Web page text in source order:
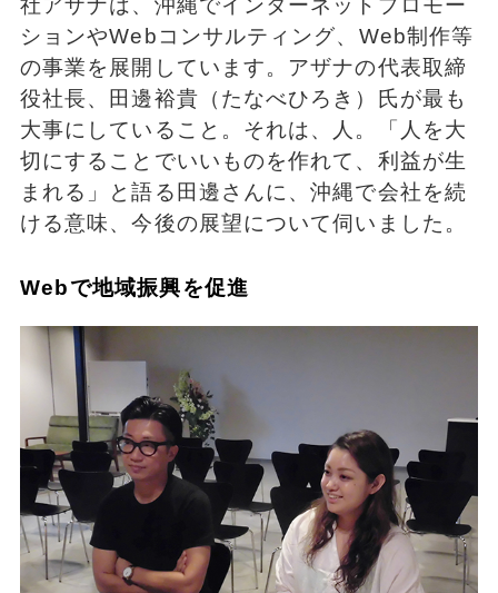
社アザナは、沖縄でインターネットプロモー
ションやWebコンサルティング、Web制作等
の事業を展開しています。アザナの代表取締
役社長、田邊裕貴（たなべひろき）氏が最も
大事にしていること。それは、人。「人を大
切にすることでいいものを作れて、利益が生
まれる」と語る田邊さんに、沖縄で会社を続
ける意味、今後の展望について伺いました。
Webで地域振興を促進